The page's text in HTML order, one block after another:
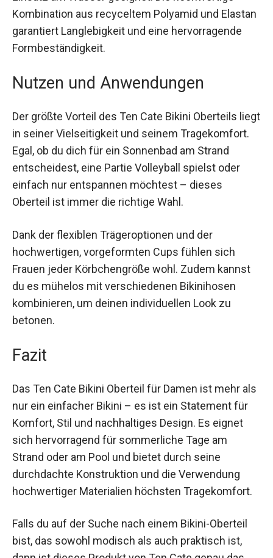
schnelltrocknend und somit perfekt für den
Einsatz am Wasser geeignet. Die hochwertige
Kombination aus recyceltem Polyamid und
Elastan garantiert Langlebigkeit und eine
hervorragende Formbeständigkeit.
Nutzen und Anwendungen
Der größte Vorteil des Ten Cate Bikini Oberteils
liegt in seiner Vielseitigkeit und seinem
Tragekomfort. Egal, ob du dich für ein Sonnenbad
am Strand entscheidest, eine Partie Volleyball
spielst oder einfach nur entspannen möchtest –
dieses Oberteil ist immer die richtige Wahl.
Dank der flexiblen Trägeroptionen und der
hochwertigen, vorgeformten Cups fühlen sich
Frauen jeder Körbchengröße wohl. Zudem kannst
du es mühelos mit verschiedenen Bikinihosen
kombinieren, um deinen individuellen Look zu
Fazit
Das Ten Cate Bikini Oberteil für Damen ist mehr
als nur ein einfacher Bikini – es ist ein Statement
für Komfort, Stil und nachhaltiges Design. Es
eignet sich hervorragend für sommerliche Tage
am Strand oder am Pool und bietet durch seine
durchdachte Konstruktion und die Verwendung
hochwertiger Materialien höchsten
Tragekomfort.